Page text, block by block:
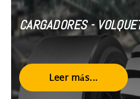
CARGADORES -
Leer más...